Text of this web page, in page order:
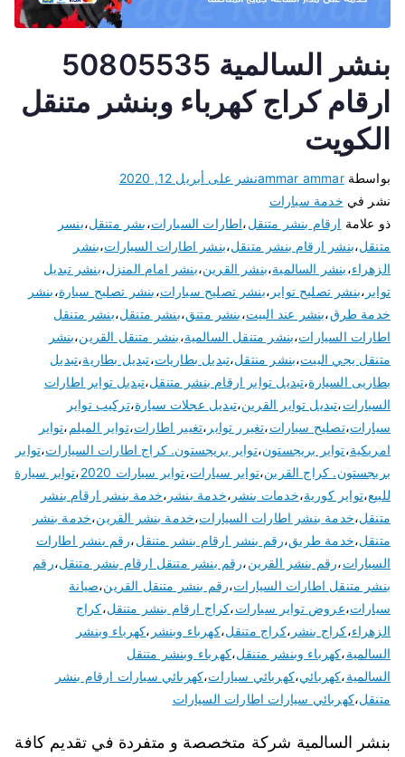
بنشر السالمية 50805535
ارقام كراج كهرباء وبنشر متنقل
الكويت
بواسطةammar ammarنشر على أبريل 12, 2020
نشر في خدمة سيارات
ذو علامة ارقام بنشر متنقل،اطارات السيارات،بشر متنقل،بنسر
متنقل،بنشر ارقام بنشر متنقل،بنشر اطارات السيارات،بنشر
الزهراء،بنشر السالمية،بنشر القرين،بنشر امام المنزل،بنشر تبديل
تواير ،بنشر تصليح تواير ،بنشر تصليح سيارات،بنشر تصليح سيارة،بنشر
خدمة طرق،بنشر عند البيت،بنشر متنق،بنشر متنقل،بنشر متنقل
اطارات السيارات،بنشر متنقل السالمية،بنشر متنقل القرين،بنشر
متنقل يجي البيت،بنشر منتقل،تبديل بطاريات،تبديل بطارية،تبديل
بطاريى السيارة،تبديل تواير ارقام بنشر متنقل،تبديل تواير اطارات
السيارات،تبديل تواير القرين،تبديل عجلات سيارة،تركيب تواير
سيارات،تصليح سيارات،تغيرر تواير ،تغيير اطارات،تواير الميلم،تواير
امريكية،تواير بريجستون،تواير بريجستون. كراج اطارات السيارات،تواير
بريجستون. كراج القرين،تواير سيارات،تواير سيارات 2020 ،تواير سيارة
للبيع،تواير كورية،خدمات بنشر ،خدمة بنشر ،خدمة بنشر ارقام بنشر
متنقل،خدمة بنشر اطارات السيارات،خدمة بنشر القرين،خدمة بنشر
متنقل،خدمة طريق،رقم بنشر ارقام بنشر متنقل،رقم بنشر اطارات
السيارات،رقم بنشر القرين،رقم بنشر متنقل ارقام بنشر متنقل،رقم
بنشر متنقل اطارات السيارات،رقم بنشر متنقل القرين،صيانة
سيارات،عروض تواير سيارات،كراج ارقام بنشر متنقل،كراج
الزهراء،كراج بنشر ،كراج متنقل،كهرباء وبنشر ،كهرباء وبنشر
السالمية،كهرباء وبنشر متنقل،كهرباء وبنشر متنقل
السالمية،كهربائي،كهربائي سيارات،كهربائي سيارات ارقام بنشر
متنقل،كهربائي سيارات اطارات السيارات
بنشر السالمية شركة متخصصة و متفردة في تقديم كافة